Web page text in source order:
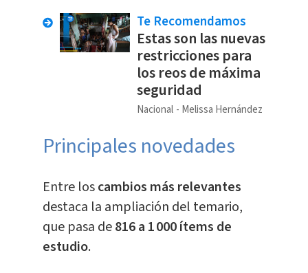
Te Recomendamos
Estas son las nuevas
restricciones para
los reos de máxima
seguridad
Nacional Melissa Hernández
Principales novedades
Entre loscambios más relevantes
destaca la ampliación del temario,
que pasa de816 a 1 000 ítems de
estudio.